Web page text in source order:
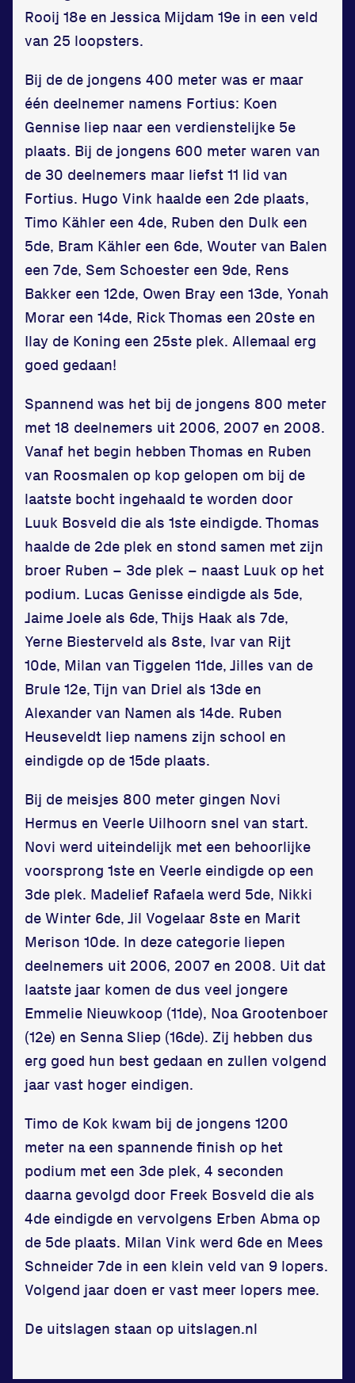
Rooij 18e en Jessica Mijdam 19e in een veld
van 25 loopsters.
Bij de de jongens 400 meter was er maar
één deelnemer namens Fortius: Koen
Gennise liep naar een verdienstelijke 5e
plaats. Bij de jongens 600 meter waren van
de 30 deelnemers maar liefst 11 lid van
Fortius. Hugo Vink haalde een 2de plaats,
Timo Kähler een 4de, Ruben den Dulk een
5de, Bram Kähler een 6de, Wouter van Balen
een 7de, Sem Schoester een 9de, Rens
Bakker een 12de, Owen Bray een 13de, Yonah
Morar een 14de, Rick Thomas een 20ste en
Ilay de Koning een 25ste plek. Allemaal erg
goed gedaan!
Spannend was het bij de jongens 800 meter
met 18 deelnemers uit 2006, 2007 en 2008.
Vanaf het begin hebben Thomas en Ruben
van Roosmalen op kop gelopen om bij de
laatste bocht ingehaald te worden door
Luuk Bosveld die als 1ste eindigde. Thomas
haalde de 2de plek en stond samen met zijn
broer Ruben – 3de plek – naast Luuk op het
podium. Lucas Genisse eindigde als 5de,
Jaime Joele als 6de, Thijs Haak als 7de,
Yerne Biesterveld als 8ste, Ivar van Rijt
10de, Milan van Tiggelen 11de, Jilles van de
Brule 12e, Tijn van Driel als 13de en
Alexander van Namen als 14de. Ruben
Heuseveldt liep namens zijn school en
eindigde op de 15de plaats.
Bij de meisjes 800 meter gingen Novi
Hermus en Veerle Uilhoorn snel van start.
Novi werd uiteindelijk met een behoorlijke
voorsprong 1ste en Veerle eindigde op een
3de plek. Madelief Rafaela werd 5de, Nikki
de Winter 6de, Jil Vogelaar 8ste en Marit
Merison 10de. In deze categorie liepen
deelnemers uit 2006, 2007 en 2008. Uit dat
laatste jaar komen de dus veel jongere
Emmelie Nieuwkoop (11de), Noa Grootenboer
(12e) en Senna Sliep (16de). Zij hebben dus
erg goed hun best gedaan en zullen volgend
jaar vast hoger eindigen.
Timo de Kok kwam bij de jongens 1200
meter na een spannende finish op het
podium met een 3de plek, 4 seconden
daarna gevolgd door Freek Bosveld die als
4de eindigde en vervolgens Erben Abma op
de 5de plaats. Milan Vink werd 6de en Mees
Schneider 7de in een klein veld van 9 lopers.
Volgend jaar doen er vast meer lopers mee.
De uitslagen staan op uitslagen.nl